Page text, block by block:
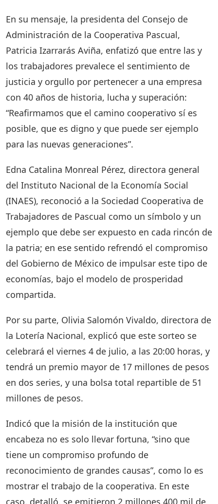
En su mensaje, la presidenta del Consejo de
Administración de la Cooperativa Pascual,
Patricia Izarrarás Aviña, enfatizó que entre las y
los trabajadores prevalece el sentimiento de
justicia y orgullo por pertenecer a una empresa
con 40 años de historia, lucha y superación:
“Reafirmamos que el camino cooperativo sí es
posible, que es digno y que puede ser ejemplo
para las nuevas generaciones”.
Edna Catalina Monreal Pérez, directora general
del Instituto Nacional de la Economía Social
(INAES), reconoció a la Sociedad Cooperativa de
Trabajadores de Pascual como un símbolo y un
ejemplo que debe ser expuesto en cada rincón de
la patria; en ese sentido refrendó el compromiso
del Gobierno de México de impulsar este tipo de
economías, bajo el modelo de prosperidad
compartida.
Por su parte, Olivia Salomón Vivaldo, directora de
la Lotería Nacional, explicó que este sorteo se
celebrará el viernes 4 de julio, a las 20:00 horas, y
tendrá un premio mayor de 17 millones de pesos
en dos series, y una bolsa total repartible de 51
millones de pesos.
Indicó que la misión de la institución que
encabeza no es solo llevar fortuna, “sino que
tiene un compromiso profundo de
reconocimiento de grandes causas”, como lo es
mostrar el trabajo de la cooperativa. En este
caso, detalló, se emitieron 2 millones 400 mil de